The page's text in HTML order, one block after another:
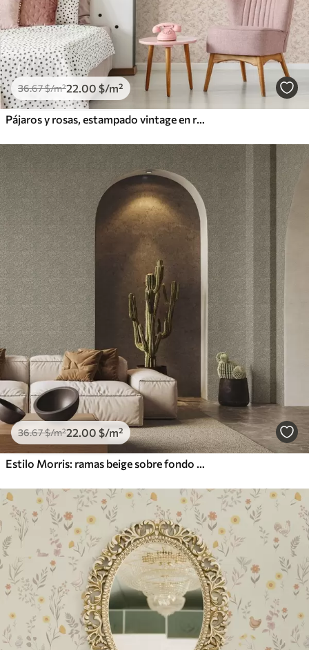
36.67$/m²22.00 $/m²
Pájaros y rosas, estampado vintage en rosa empolvado
36.67$/m²22.00 $/m²
Estilo Morris: ramas beige sobre fondo gris verdoso